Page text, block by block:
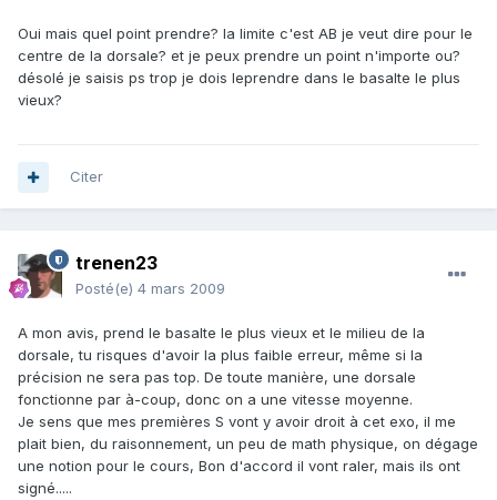
Oui mais quel point prendre? la limite c'est AB je veut dire pour le
centre de la dorsale? et je peux prendre un point n'importe ou?
désolé je saisis ps trop je dois leprendre dans le basalte le plus
vieux?
Citer
trenen23
Posté(e) 4 mars 2009
A mon avis, prend le basalte le plus vieux et le milieu de la
dorsale, tu risques d'avoir la plus faible erreur, même si la
précision ne sera pas top. De toute manière, une dorsale
fonctionne par à-coup, donc on a une vitesse moyenne.
Je sens que mes premières S vont y avoir droit à cet exo, il me
plait bien, du raisonnement, un peu de math physique, on dégage
une notion pour le cours, Bon d'accord il vont raler, mais ils ont
signé.....